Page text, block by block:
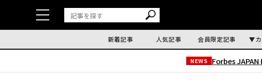
新着記事 人気記事 会員限定記事
NEWS Forbes JAPAN